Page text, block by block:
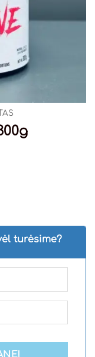
turėsime?